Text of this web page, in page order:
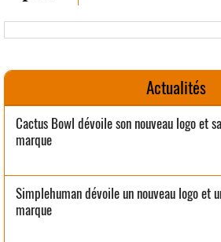
Actualités
Cactus Bowl dévoile son nouveau logo et
marque
Simplehuman dévoile un nouveau logo et
marque